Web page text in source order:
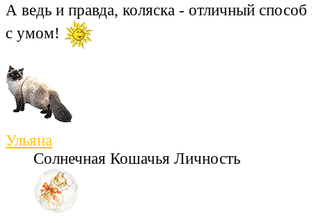
А ведь и правда, коляска - отличный
с умом!
Ульяна
Солнечная Кошачья Личность